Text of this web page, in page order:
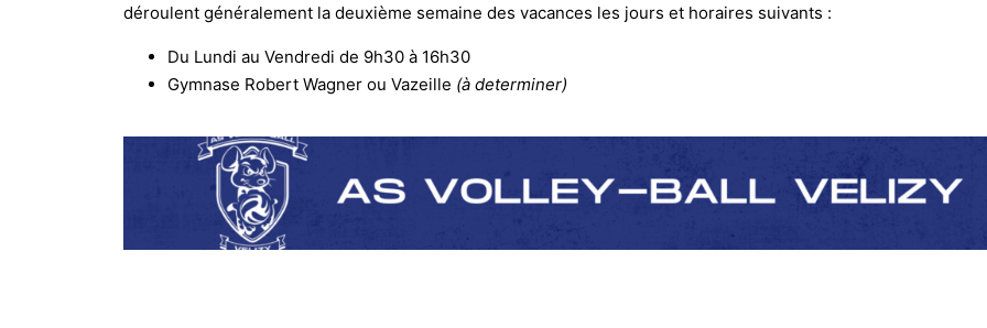
déroulent généralement la deuxième semaine des vacances les jours et horaires suivants :
Du Lundi au Vendredi de 9h30 à 16h30
Gymnase Robert Wagner ou Vazeille (à determiner)